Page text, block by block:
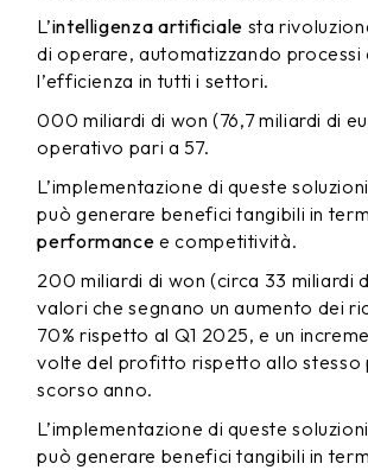
L’intelligenza artificiale sta
di operare, automatizzando processi
l’efficienza in tutti i settori.
000 miliardi di won (76,7 miliardi di
operativo pari a 57.
L’implementazione di queste soluzioni
può generare benefici tangibili in
performance e competitività.
200 miliardi di won (circa 33 miliardi
valori che segnano un aumento dei
70% rispetto al Q1 2025, e un
volte del profitto rispetto allo stesso
scorso anno.
L’implementazione di queste soluzioni
può generare benefici tangibili in